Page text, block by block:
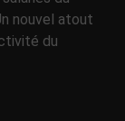
nouvel atout
du